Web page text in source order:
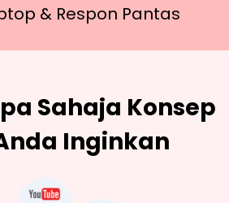
& Respon Pantas
Sahaja Konsep
Inginkan